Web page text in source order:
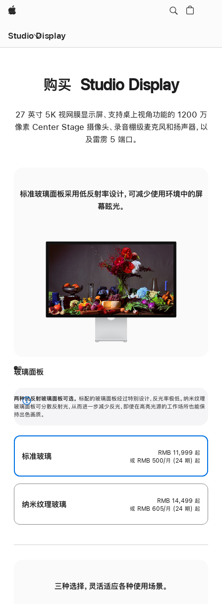
Apple
Studio Display
购买 Studio Display
27 英寸 5K 视网膜显示屏、支持桌上视角功能的 1200 万
像素 Center Stage 摄像头、录音棚级麦克风和扬声器，以
及雷雳 5 端口。
标准玻璃面板采用低反射率设计，可减少使用环境中的屏
幕眩光。
玻璃面板
两种抗反射玻璃面板可选。 标配的玻璃面板经过特别设计，反光率极低。纳米纹理
玻璃面板可分散反射光，从而进一步减少反光，即使在高亮光源的工作场所也能保
持出色画质。
展
开
标准玻璃 RMB 11,999 起
或 RMB 500/月 (24 期) 起
纳米纹理玻璃 RMB 14,499 起
或 RMB 605/月 (24 期) 起
三种选择，灵活适应各种使用场景。